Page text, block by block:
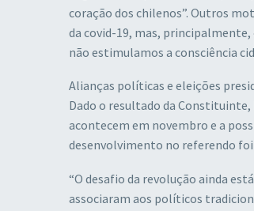
coração dos chilenos”. Outros
da covid-19, mas,
não estimulamos a consciência
Alianças políticas e eleições
Dado o resultado da
acontecem em novembro e a
desenvolvimento no referendo
“O desafio da revolução ainda
associaram aos políticos